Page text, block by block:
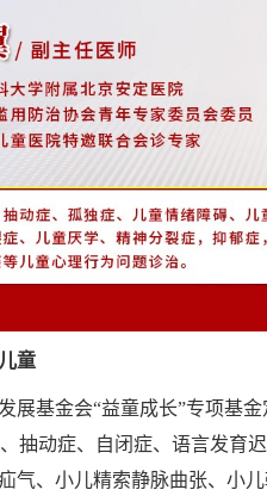
童
展基金会“益童成长”专项基
抽动症、自闭症、语言发育
气、小儿精索静脉曲张、小